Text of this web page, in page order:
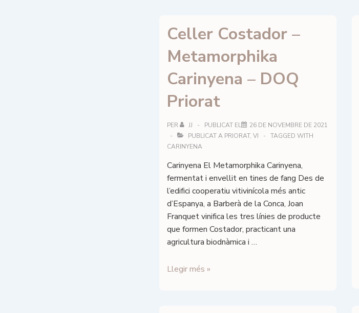
DOq
Celler Costador –
Metamorphika
Carinyena – DOQ
Priorat
PER JJ PUBLICAT EL
26 DE NOVEMBRE DE 2021
PUBLICAT A PRIORAT, VI
TAGGED WITH
CARINYENA
Carinyena El Metamorphika Carinyena,
fermentat i envellit en tines de fang Des de
l’edifici cooperatiu vitivinícola més antic
d’Espanya, a Barberà de la Conca, Joan
Franquet vinifica les tres línies de producte
que formen Costador, practicant una
agricultura biodnàmica i …
Celler
Llegir més »